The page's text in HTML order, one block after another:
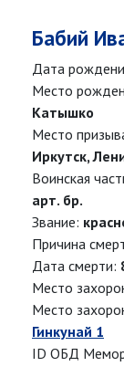
Бабий
Дата
Место
Катышко
Место
Иркутск,
Воинская
арт. бр.
Звание:
Причина
Дата смерти:
Место
Место
Гинкунай 1
ID ОБД